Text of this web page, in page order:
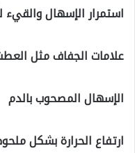
استمرار الإسهال والقيء
علامات الجفاف مثل
الإسهال المصحوب بالدم
ارتفاع الحرارة بشكل